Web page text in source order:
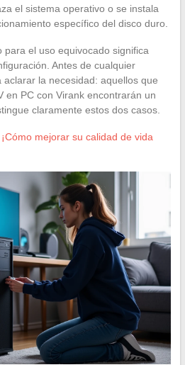
el sistema operativo o se instala
específico del disco duro.
para el uso equivocado significa
Antes de cualquier
la necesidad: aquellos que
en PC con Virank encontrarán un
claramente estos dos casos.
¡Cómo mejorar su calidad de vida